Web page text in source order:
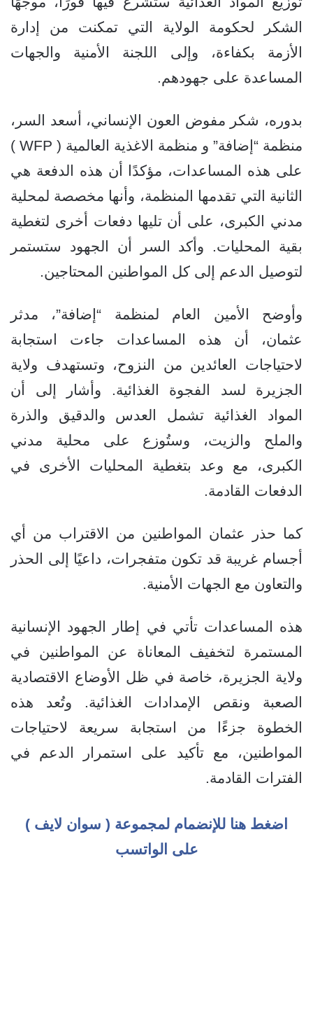
الشكر لحكومة الولاية التي تمكنت من إدارة
الأزمة بكفاءة، وإلى اللجنة الأمنية والجهات
المساعدة على جهودهم.
بدوره، شكر مفوض العون الإنساني، أسعد السر،
منظمة “إضافة” و منظمة الاغذية العالمية ( WFP )
على هذه المساعدات، مؤكدًا أن هذه الدفعة هي
الثانية التي تقدمها المنظمة، وأنها مخصصة لمحلية
مدني الكبرى، على أن تليها دفعات أخرى لتغطية
بقية المحليات. وأكد السر أن الجهود ستستمر
لتوصيل الدعم إلى كل المواطنين المحتاجين.
وأوضح الأمين العام لمنظمة “إضافة”، مدثر
عثمان، أن هذه المساعدات جاءت استجابة
لاحتياجات العائدين من النزوح، وتستهدف ولاية
الجزيرة لسد الفجوة الغذائية. وأشار إلى أن
المواد الغذائية تشمل العدس والدقيق والذرة
والملح والزيت، وستُوزع على محلية مدني
الكبرى، مع وعد بتغطية المحليات الأخرى في
الدفعات القادمة.
كما حذر عثمان المواطنين من الاقتراب من أي
أجسام غريبة قد تكون متفجرات، داعيًا إلى الحذر
والتعاون مع الجهات الأمنية.
هذه المساعدات تأتي في إطار الجهود الإنسانية
المستمرة لتخفيف المعاناة عن المواطنين في
ولاية الجزيرة، خاصة في ظل الأوضاع الاقتصادية
الصعبة ونقص الإمدادات الغذائية. وتُعد هذه
الخطوة جزءًا من استجابة سريعة لاحتياجات
المواطنين، مع تأكيد على استمرار الدعم في
الفترات القادمة.
اضغط هنا للإنضمام لمجموعة ( سوان لايف )
على الواتسب